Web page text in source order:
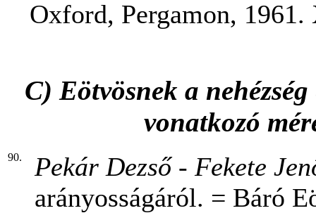
Oxford, Pergamon, 1961.
C) Eötvösnek a
vonatkozó
90. Pekár Dezső - Fekete
arányosságáról. = Báró